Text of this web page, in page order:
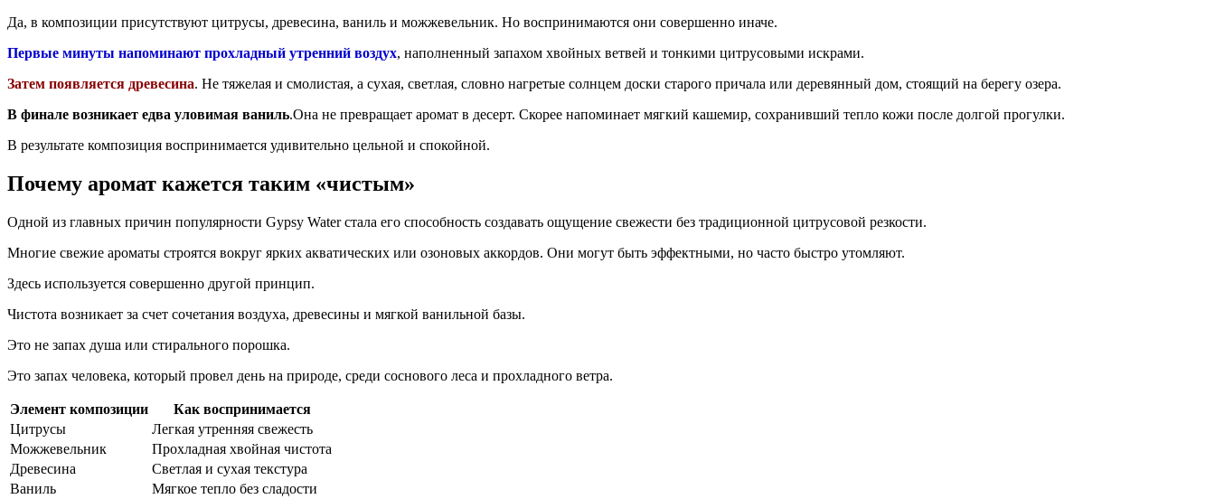
Да, в композиции присутствуют цитрусы, древесина, ваниль и можжевельник. Но воспринимаются они совершенно иначе.
Первые минуты напоминают прохладный утренний воздух, наполненный запахом хвойных ветвей и тонкими цитрусовыми искрами.
Затем появляется древесина. Не тяжелая и смолистая, а сухая, светлая, словно нагретые солнцем доски старого причала или деревянный дом, стоящий на берегу озера.
В финале возникает едва уловимая ваниль.Она не превращает аромат в десерт. Скорее напоминает мягкий кашемир, сохранивший тепло кожи после долгой прогулки.
В результате композиция воспринимается удивительно цельной и спокойной.
Почему аромат кажется таким «чистым»
Одной из главных причин популярности Gypsy Water стала его способность создавать ощущение свежести без традиционной цитрусовой резкости.
Многие свежие ароматы строятся вокруг ярких акватических или озоновых аккордов. Они могут быть эффектными, но часто быстро утомляют.
Здесь используется совершенно другой принцип.
Чистота возникает за счет сочетания воздуха, древесины и мягкой ванильной базы.
Это не запах душа или стирального порошка.
Это запах человека, который провел день на природе, среди соснового леса и прохладного ветра.
Элемент композиции
Как воспринимается
Цитрусы
Легкая утренняя свежесть
Можжевельник
Прохладная хвойная чистота
Древесина
Светлая и сухая текстура
Ваниль
Мягкое тепло без сладости